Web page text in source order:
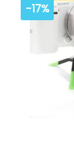
-17%